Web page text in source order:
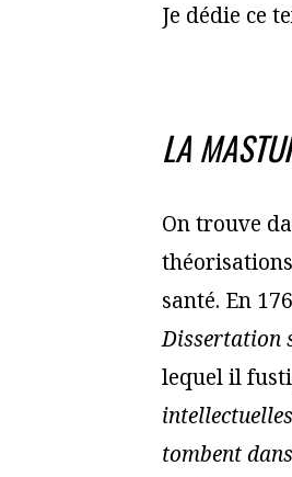
Je dédie ce
LA
On trouve
santé. En
Dissertation
lequel il
tombent